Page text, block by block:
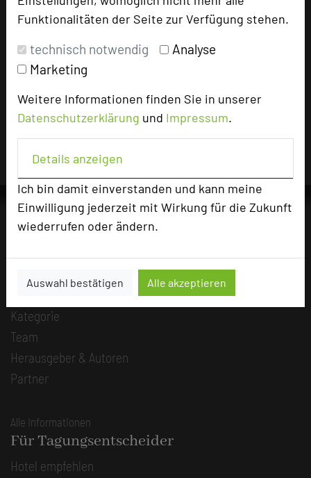
Funktionalitäten der Seite zur Verfügung stehen.
technisch notwendig
Analyse
Marketing
Weitere Informationen finden Sie in unserer
Datenschutzerklärung und Impressum.
Details anzeigen
Ich bin damit einverstanden und kann meine
Einwilligung jederzeit mit Wirkung für die Zukunft
wiederrufen oder ändern.
Auswahl bestätigen Alle akzeptieren
vergangenen 30 Tagen auf diesem Portal aufgerufen.
Impressum zum Hotel
Für die Verwendung der Bilder haben die jeweiligen Hotels die
verantwortlich.
Kategorie
Team
Herausgeber & Autoren
Partner
Alle Informationen
Für Tagungsentscheider
Hotel empfehlen